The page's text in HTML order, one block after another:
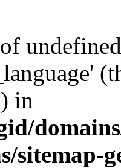
in
sitemap-